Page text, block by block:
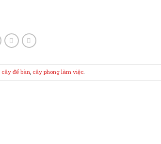
cây để bàn cây phong làm việc.